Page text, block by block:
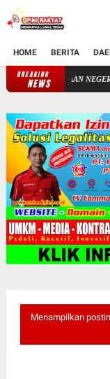
HOME BERITA
BREAKING
NEWS
Menampilkan